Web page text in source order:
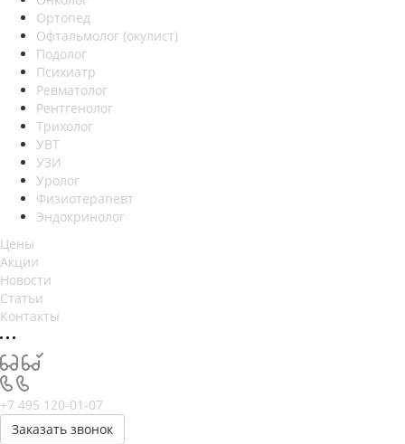
Ортопед
Офтальмолог (окулист)
Подолог
Психиатр
Ревматолог
Рентгенолог
Трихолог
УВТ
УЗИ
Уролог
Физиотерапевт
Эндокринолог
Цены
Акции
Новости
Статьи
Контакты
+7 495 120-01-07
Заказать звонок